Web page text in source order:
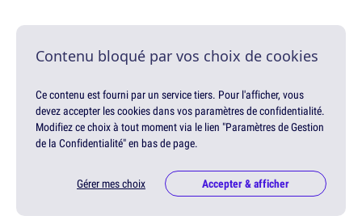
Contenu bloqué par vos choix de cookies
Ce contenu est fourni par un service tiers. Pour l'afficher, vous
devez accepter les cookies dans vos paramètres de confidentialité.
Modifiez ce choix à tout moment via le lien "Paramètres de Gestion
de la Confidentialité" en bas de page.
Gérer mes choix Accepter & afficher